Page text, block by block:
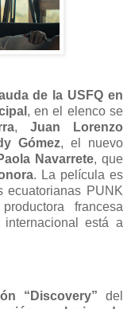
de la USFQ en
, en el elenco se
, Juan Lorenzo
Gómez, el nuevo
Navarrete, que
. La película es
ecuatorianas PUNK
francesa
está a
“Discovery” del